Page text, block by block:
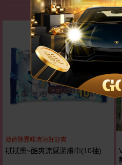
好物大
薄荷除異味清涼好舒爽
拭拭樂~酷爽涼感潔膚巾(10抽)